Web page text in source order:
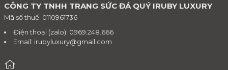
CÔNG TY TNHH TRANG SỨC ĐÁ QUÝ IRUBY LUXURY
Mã số thuế: 0110961736
Điện thoại (zalo): 0969.248.666
Email: irubyluxury@gmail.com